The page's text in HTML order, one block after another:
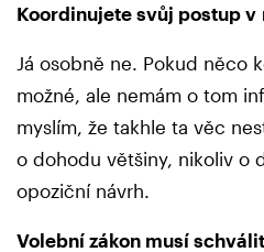
Koordinujete svůj postup
Já osobně ne. Pokud něco
možné, ale nemám o tom
myslím, že takhle ta věc
o dohodu většiny, nikoliv o
opoziční návrh.
Volební zákon musí